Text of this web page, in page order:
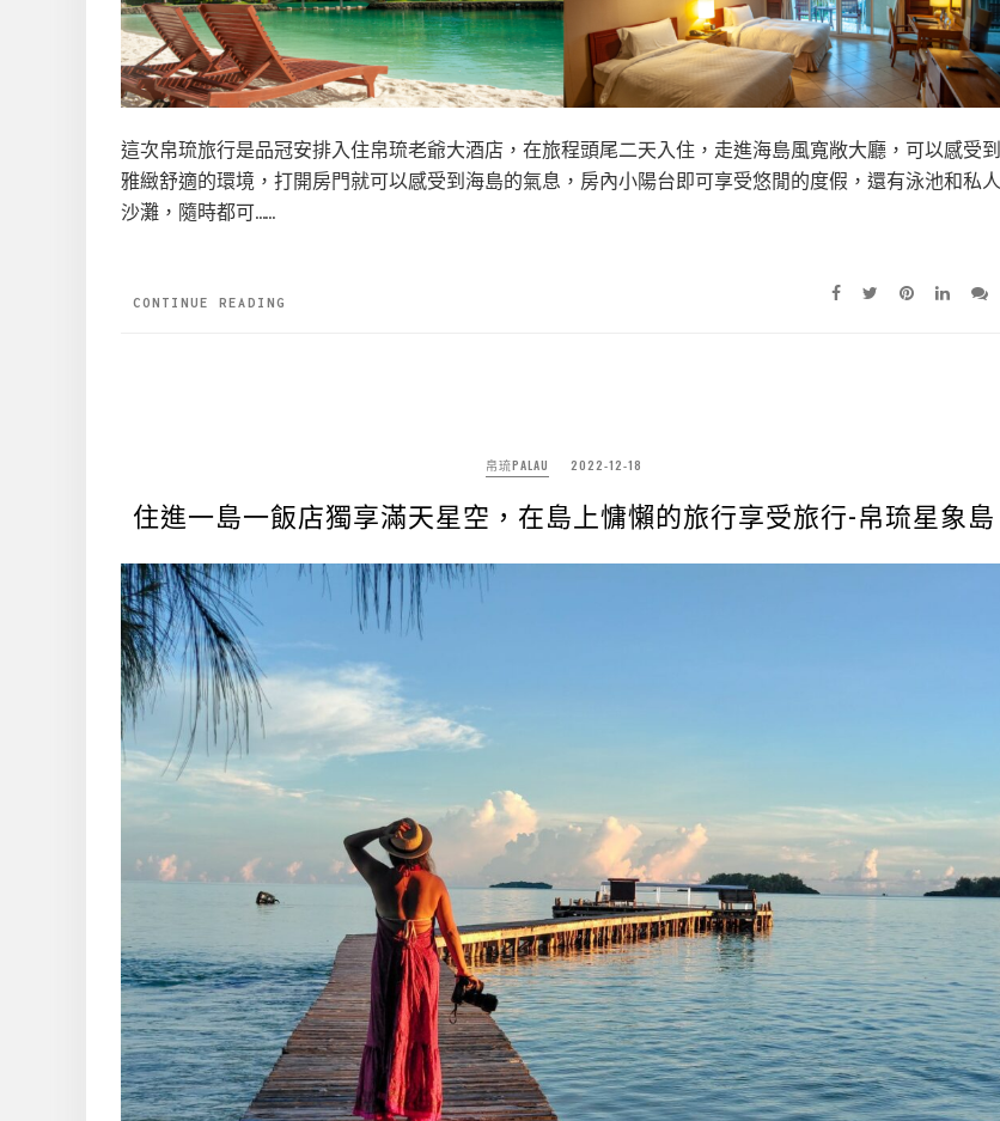
這次帛琉旅行是品冠安排入住帛琉老爺大酒店，在旅程頭尾二天入住，走進海島風寬敞大廳，可以感受到
雅緻舒適的環境，打開房門就可以感受到海島的氣息，房內小陽台即可享受悠閒的度假，還有泳池和私人
沙灘，隨時都可……
CONTINUE READING
帛琉PALAU 2022-12-18
住進一島一飯店獨享滿天星空，在島上慵懶的旅行享受旅行-帛琉星象島